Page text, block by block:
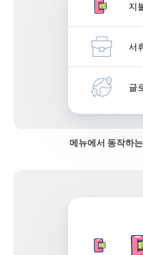
지
서
글
메뉴에서 동작하